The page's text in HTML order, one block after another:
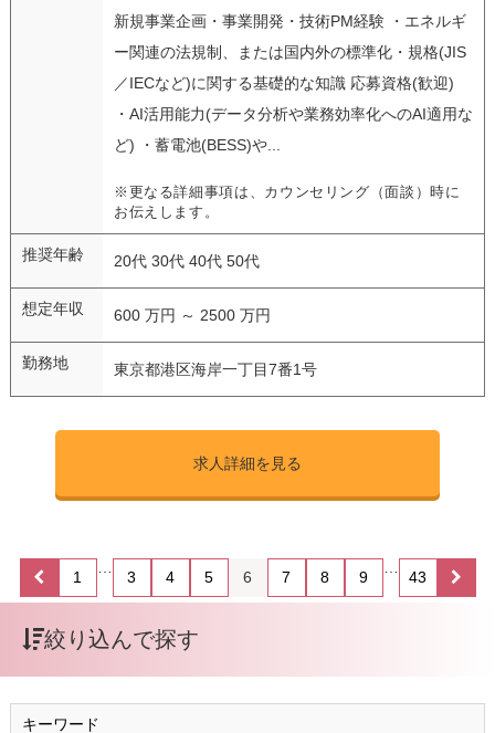
新規事業企画・事業開発・技術PM経験 ・エネルギ
ー関連の法規制、または国内外の標準化・規格(JIS
／IECなど)に関する基礎的な知識 応募資格(歓迎)
・AI活用能力(データ分析や業務効率化へのAI適用な
ど) ・蓄電池(BESS)や...
※更なる詳細事項は、カウンセリング（面談）時に
お伝えします。
推奨年齢 20代 30代 40代 50代
想定年収 600 万円 ～ 2500 万円
勤務地 東京都港区海岸一丁目7番1号
求人詳細を見る
1 3 4 5 6 7 8 9 43
絞り込んで探す
キーワード